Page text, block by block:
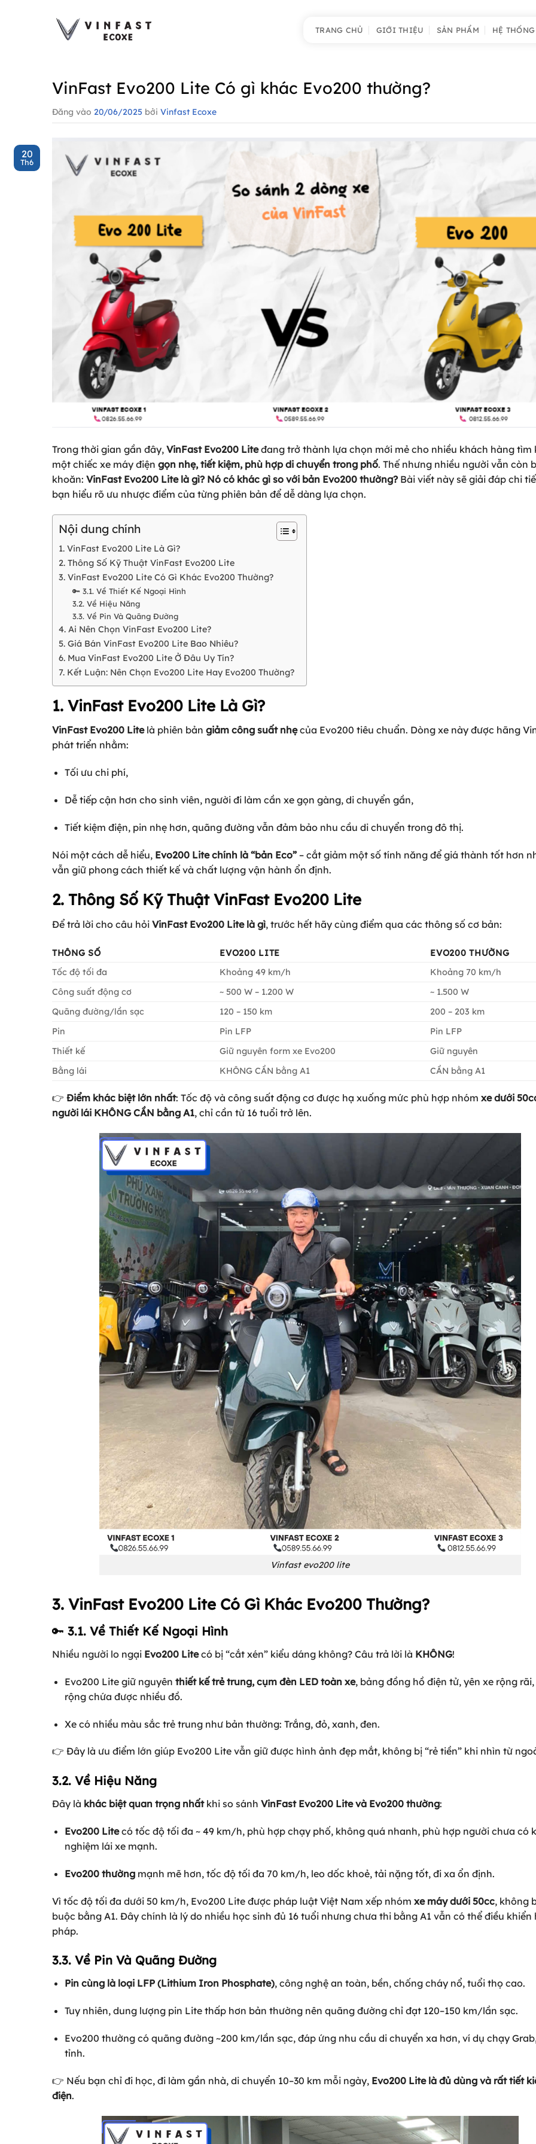
TRANG CHỦ GIỚI THIỆU SẢN PHẨM HỆ
VinFast Evo200 Lite Có gì khác Evo200 thường?
Đăng vào 20/06/2025 bởi Vinfast Ecoxe
20
Th6
Trong thời gian gần đây, VinFast Evo200 Liteđang trở thành lựa chọn mới mẻ cho nhiều khách hàng tìm
một chiếc xe máy điện gọn nhẹ, tiết kiệm, phù hợp di chuyển trong phố. Thế nhưng nhiều người vẫn còn
khoăn: VinFast Evo200 Lite là gì? Nó có khác gì so với bản Evo200 thường?Bài viết này sẽ giải đáp chi
bạn hiểu rõ ưu nhược điểm của từng phiên bản để dễ dàng lựa chọn.
Nội dung chính
1. VinFast Evo200 Lite Là Gì?
2. Thông Số Kỹ Thuật VinFast Evo200 Lite
3. VinFast Evo200 Lite Có Gì Khác Evo200 Thường?
🔑 3.1. Về Thiết Kế Ngoại Hình
3.2. Về Hiệu Năng
3.3. Về Pin Và Quãng Đường
4. Ai Nên Chọn VinFast Evo200 Lite?
5. Giá Bán VinFast Evo200 Lite Bao Nhiêu?
6. Mua VinFast Evo200 Lite Ở Đâu Uy Tín?
7. Kết Luận: Nên Chọn Evo200 Lite Hay Evo200 Thường?
1. VinFast Evo200 Lite Là Gì?
VinFast Evo200 Litelà phiên bản giảm công suất nhẹcủa Evo200 tiêu chuẩn. Dòng xe này được hãng
phát triển nhằm:
Tối ưu chi phí,
Dễ tiếp cận hơn cho sinh viên, người đi làm cần xe gọn gàng, di chuyển gần,
Tiết kiệm điện, pin nhẹ hơn, quãng đường vẫn đảm bảo nhu cầu di chuyển trong đô thị.
Nói một cách dễ hiểu, Evo200 Lite chính là “bản Eco” – cắt giảm một số tính năng để giá thành tốt hơn
vẫn giữ phong cách thiết kế và chất lượng vận hành ổn định.
2. Thông Số Kỹ Thuật VinFast Evo200 Lite
Để trả lời cho câu hỏi VinFast Evo200 Lite là gì, trước hết hãy cùng điểm qua các thông số cơ bản:
THÔNG SỐ EVO200 LITE
EVO200 THƯỜNG
Tốc độ tối đa
Khoảng 49 km/h
Khoảng 70 km/h
Công suất động cơ
~ 500 W – 1.200 W
~ 1.500 W
Quãng đường/lần sạc
120 – 150 km
200 – 203 km
Pin
Pin LFP
Pin LFP
Thiết kế
Giữ nguyên form xe Evo200
Giữ nguyên
Bằng lái
KHÔNG CẦN bằng A1 CẦN bằng A1
👉 Điểm khác biệt lớn nhất: Tốc độ và công suất động cơ được hạ xuống mức phù hợp nhóm xe dưới
người lái KHÔNG CẦN bằng A1, chỉ cần từ 16 tuổi trở lên.
Vinfast evo200 lite
3. VinFast Evo200 Lite Có Gì Khác Evo200 Thường?
🔑 3.1. Về Thiết Kế Ngoại Hình
Nhiều người lo ngại Evo200 Litecó bị “cắt xén” kiểu dáng không? Câu trả lời là KHÔNG!
Evo200 Lite giữ nguyên thiết kế trẻ trung, cụm đèn LED toàn xe, bảng đồng hồ điện tử, yên xe rộng
rộng chứa được nhiều đồ.
Xe có nhiều màu sắc trẻ trung như bản thường: Trắng, đỏ, xanh, đen.
👉 Đây là ưu điểm lớn giúp Evo200 Lite vẫn giữ được hình ảnh đẹp mắt, không bị “rẻ tiền” khi nhìn từ
3.2. Về Hiệu Năng
Đây là khác biệt quan trọng nhấtkhi so sánh VinFast Evo200 Lite và Evo200 thường:
Evo200 Litecó tốc độ tối đa ~ 49 km/h, phù hợp chạy phố, không quá nhanh, phù hợp người chưa có
nghiệm lái xe mạnh.
Evo200 thườngmạnh mẽ hơn, tốc độ tối đa 70 km/h, leo dốc khoẻ, tải nặng tốt, đi xa ổn định.
Vì tốc độ tối đa dưới 50 km/h, Evo200 Lite được pháp luật Việt Nam xếp nhóm xe máy dưới 50cc, không
buộc bằng A1. Đây chính là lý do nhiều học sinh đủ 16 tuổi nhưng chưa thi bằng A1 vẫn có thể điều khiển
pháp.
3.3. Về Pin Và Quãng Đường
Pin cùng là loại LFP (Lithium Iron Phosphate), công nghệ an toàn, bền, chống cháy nổ, tuổi thọ cao.
Tuy nhiên, dung lượng pin Lite thấp hơn bản thường nên quãng đường chỉ đạt 120–150 km/lần sạc.
Evo200 thường có quãng đường ~200 km/lần sạc, đáp ứng nhu cầu di chuyển xa hơn, ví dụ chạy
tỉnh.
👉 Nếu bạn chỉ đi học, đi làm gần nhà, di chuyển 10–30 km mỗi ngày, Evo200 Lite là đủ dùng và rất tiết
điện.